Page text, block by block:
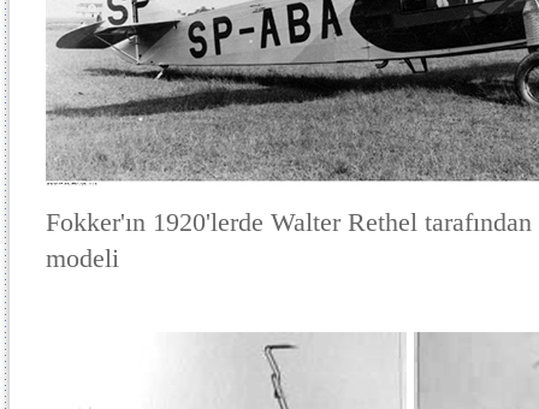
Fokker'ın 1920'lerde Walter Rethel
modeli